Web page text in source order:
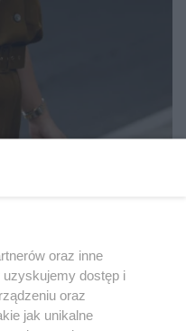
marekoraz inne
dostęp i
oraz
jak unikalne